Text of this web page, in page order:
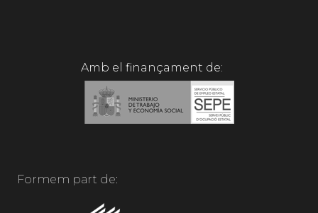
Amb el finançament de:
Formem part de: